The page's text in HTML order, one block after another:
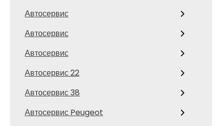
Автосервис
Автосервис
Автосервис
Автосервис 22
Автосервис 38
Автосервис Peugeot